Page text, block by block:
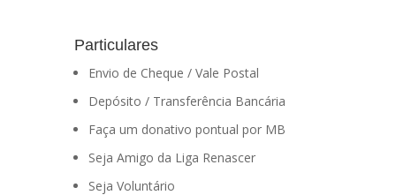
Particulares
Envio de Cheque / Vale Postal
Depósito / Transferência Bancária
Faça um donativo pontual por MB
Seja Amigo da Liga Renascer
Seja Voluntário